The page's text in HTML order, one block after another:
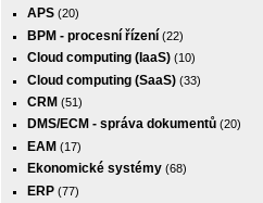
APS (20)
BPM - procesní řízení (22)
Cloud computing (IaaS) (10)
Cloud computing (SaaS) (33)
CRM (51)
DMS/ECM - správa dokumentů (20)
EAM (17)
Ekonomické systémy (68)
ERP (77)